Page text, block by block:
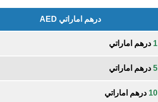
درهم اماراتي AED
1 درهم اماراتي
5 درهم اماراتي
10 درهم اماراتي